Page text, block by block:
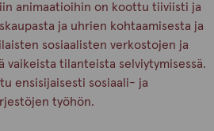
animaatioihin on koottu tiiviisti ja
ja uhrien kohtaamisesta ja
sosiaalisten verkostojen ja
vaikeista tilanteista selviytymisessä.
ensisijaisesti sosiaali- ja
työhön.